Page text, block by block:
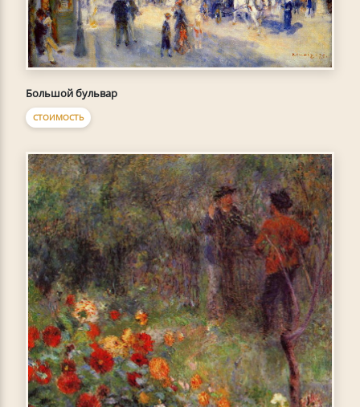
Большой бульвар
СТОИМОСТЬ